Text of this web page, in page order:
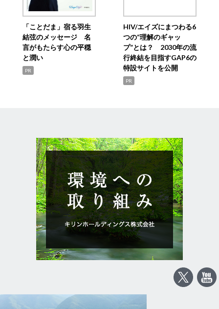
「ことだま」宿る羽生
結弦のメッセージ 名
言がもたらす心の平穏
と潤い
PR
HIV/エイズにまつわる6
つの“理解のギャッ
プ”とは？ 2030年の流
行終結を目指すGAP6の
特設サイトを公開
PR